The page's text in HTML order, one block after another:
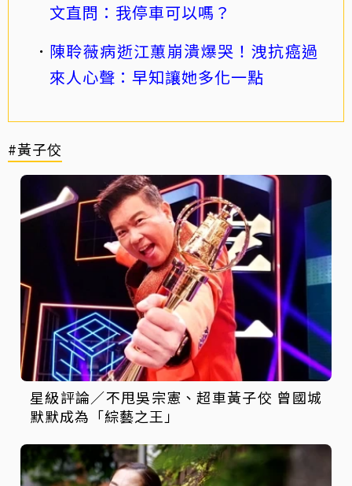
文直問：我停車可以嗎？
陳聆薇病逝江蕙崩潰爆哭！洩抗癌過
來人心聲：早知讓她多化一點
#黃子佼
星級評論／不甩吳宗憲、超車黃子佼 曾國城
默默成為「綜藝之王」